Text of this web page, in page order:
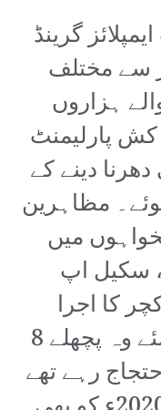
گرینڈ
سے مختلف
ہزاروں
پارلیمنٹ
دینے کے
مظاہرین
میں
سکیل اپ
کا اجرا
وغیرہ شامل تھے، جن کے لئے وہ پچھلے 8
رہے تھے